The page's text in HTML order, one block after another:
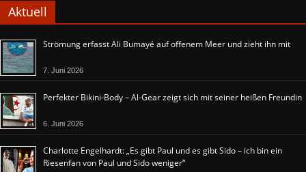
Aktuell
Strömung erfasst Ali Bumayé auf offenem Meer und zieht ihn mit
7. Juni 2026
Perfekter Bikini-Body – Al-Gear zeigt sich mit seiner heißen Freundin
6. Juni 2026
Charlotte Engelhardt: „Es gibt Paul und es gibt Sido – ich bin ein
Riesenfan von Paul und Sido weniger“